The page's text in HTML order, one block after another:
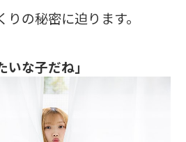
の秘密に迫ります。
な子だね」